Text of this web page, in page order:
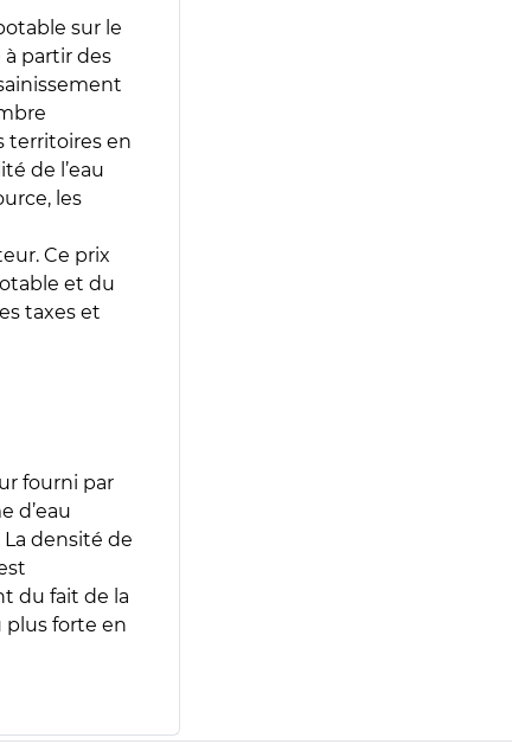
sur le
à partir des
territoires en
de l’eau
les
Ce prix
et du
taxes et
fourni par
d’eau
densité de
du fait de la
plus forte en